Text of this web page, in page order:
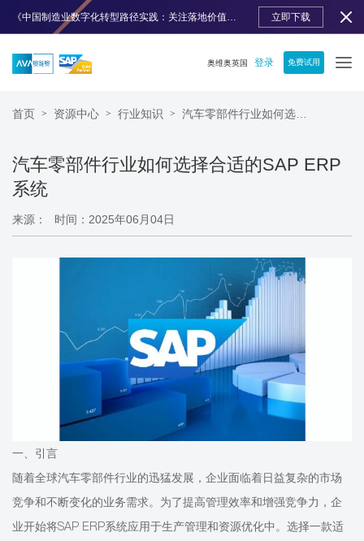
立即下载
奥维奥英国 登录 免费试用
首页 > 资源中心 > 行业知识 >
汽车零部件行业如何选择合适的SAP ERP
系统
来源： 时间：2025年06月04日
一、引言
随着全球汽车零部件行业的迅猛发展，企业面临着日益复杂的市场
竞争和不断变化的业务需求。为了提高管理效率和增强竞争力，企
业开始将SAP ERP系统应用于生产管理和资源优化中。选择一款适